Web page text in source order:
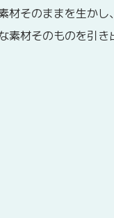
そのままを生かし
素材そのものを引